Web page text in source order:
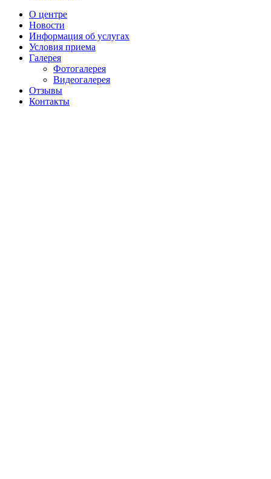
О центре
Новости
Информация об услугах
Условия приема
Галерея
Фотогалерея
Видеогалерея
Отзывы
Контакты